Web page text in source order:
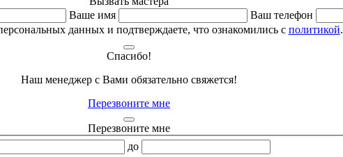
Ваше имя Ваш телефон
данных и подтверждаете, что ознакомились с политикой.
Спасибо!
Наш менеджер с Вами обязательно свяжется!
Перезвоните мне
Перезвоните мне
до